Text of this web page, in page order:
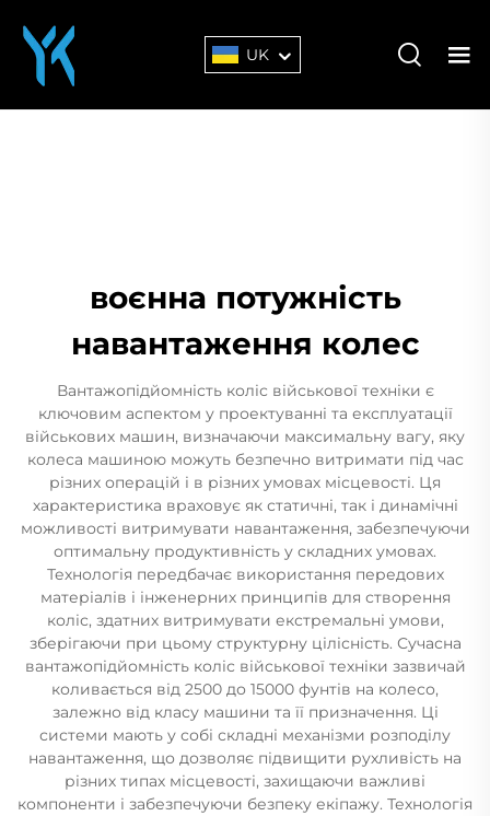
UK
воєнна потужність
навантаження колес
Вантажопідйомність коліс військової техніки є
ключовим аспектом у проектуванні та експлуатації
військових машин, визначаючи максимальну вагу, яку
колеса машиною можуть безпечно витримати під час
різних операцій і в різних умовах місцевості. Ця
характеристика враховує як статичні, так і динамічні
можливості витримувати навантаження, забезпечуючи
оптимальну продуктивність у складних умовах.
Технологія передбачає використання передових
матеріалів і інженерних принципів для створення
коліс, здатних витримувати екстремальні умови,
зберігаючи при цьому структурну цілісність. Сучасна
вантажопідйомність коліс військової техніки зазвичай
коливається від 2500 до 15000 фунтів на колесо,
залежно від класу машини та її призначення. Ці
системи мають у собі складні механізми розподілу
навантаження, що дозволяє підвищити рухливість на
різних типах місцевості, захищаючи важливі
компоненти і забезпечуючи безпеку екіпажу. Технологія